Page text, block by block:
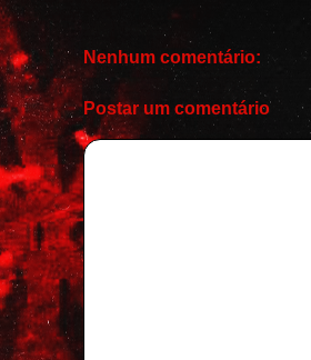
Nenhum comentário:
Postar um comentário